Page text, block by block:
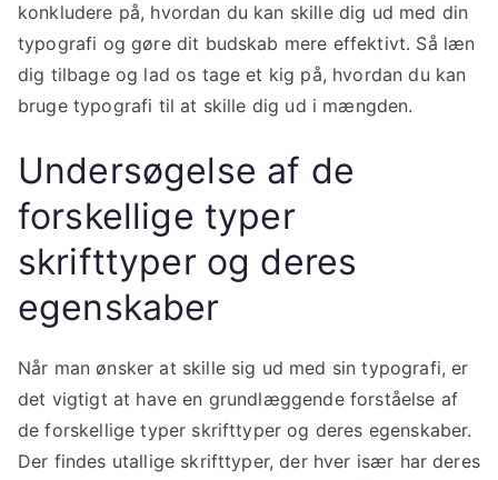
konkludere på, hvordan du kan skille dig ud med din
typografi og gøre dit budskab mere effektivt. Så læn
dig tilbage og lad os tage et kig på, hvordan du kan
bruge typografi til at skille dig ud i mængden.
Undersøgelse af de
forskellige typer
skrifttyper og deres
egenskaber
Når man ønsker at skille sig ud med sin typografi, er
det vigtigt at have en grundlæggende forståelse af
de forskellige typer skrifttyper og deres egenskaber.
Der findes utallige skrifttyper, der hver især har deres